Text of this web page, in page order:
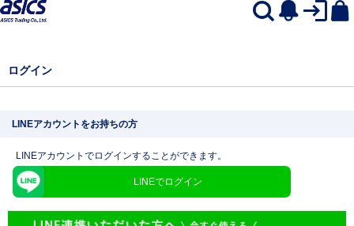
ログイン
LINEアカウントをお持ちの方
LINEアカウントでログインすることができます。
LINEでログイン